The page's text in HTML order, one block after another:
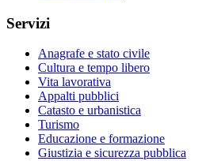
Servizi
Anagrafe e stato civile
Cultura e tempo libero
Vita lavorativa
Appalti pubblici
Catasto e urbanistica
Turismo
Educazione e formazione
Giustizia e sicurezza pubblica